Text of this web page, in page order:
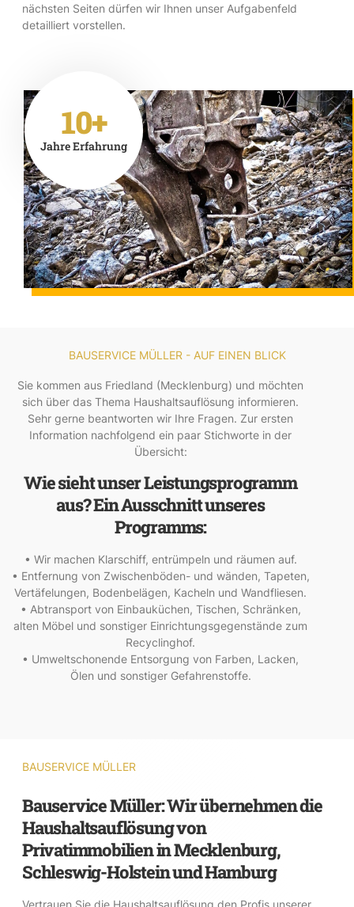
nächsten Seiten dürfen wir Ihnen unser Aufgabenfeld
detailliert vorstellen.
10+
Jahre Erfahrung
BAUSERVICE MÜLLER - AUF EINEN BLICK
Sie kommen aus Friedland (Mecklenburg) und möchten
sich über das Thema Haushaltsauflösung informieren.
Sehr gerne beantworten wir Ihre Fragen. Zur ersten
Information nachfolgend ein paar Stichworte in der
Übersicht:
Wie sieht unser Leistungsprogramm
aus? Ein Ausschnitt unseres
Programms:
• Wir machen Klarschiff, entrümpeln und räumen auf.
• Entfernung von Zwischenböden- und wänden, Tapeten,
Vertäfelungen, Bodenbelägen, Kacheln und Wandfliesen.
• Abtransport von Einbauküchen, Tischen, Schränken,
alten Möbel und sonstiger Einrichtungsgegenstände zum
Recyclinghof.
• Umweltschonende Entsorgung von Farben, Lacken,
Ölen und sonstiger Gefahrenstoffe.
BAUSERVICE MÜLLER
Bauservice Müller: Wir übernehmen die
Haushaltsauflösung von
Privatimmobilien in Mecklenburg,
Schleswig-Holstein und Hamburg
Vertrauen Sie die Haushaltsauflösung den Profis unserer